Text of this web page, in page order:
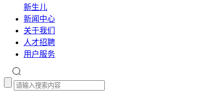
新生儿
新闻中心
关于我们
人才招聘
用户服务